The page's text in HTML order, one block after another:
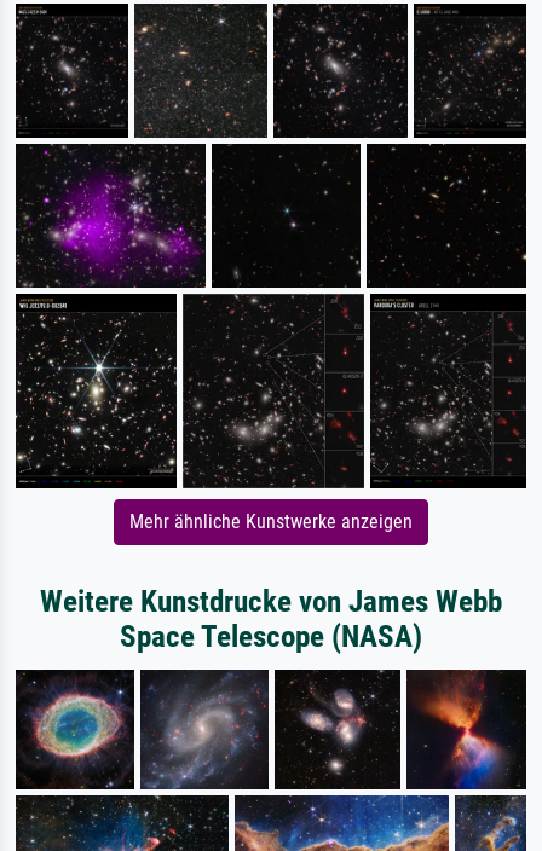
Mehr ähnliche Kunstwerke anzeigen
Weitere Kunstdrucke von James Webb
Space Telescope (NASA)